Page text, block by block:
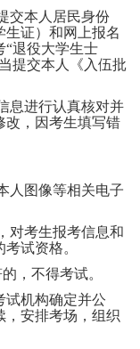
交本人居民身份
生证）和网上报名
“退役大学生士
提交本人《入伍批
息进行认真核对并
改，因考生填写错
人图像等相关电子
对考生报考信息和
试资格。
，不得考试。
试机构确定并公
，安排考场，组织